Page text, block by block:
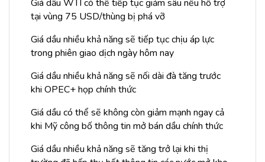
Giá dầu WTI có thể tiếp tục giảm sâu nếu hỗ trợ
tại vùng 75 USD/thùng bị phá vỡ
Giá dầu nhiều khả năng sẽ tiếp tục chịu áp lực
trong phiên giao dịch ngày hôm nay
Giá dầu nhiều khả năng sẽ nối dài đà tăng trước
khi OPEC+ họp chính thức
Giá dầu có thể sẽ không còn giảm mạnh ngay cả
khi Mỹ công bố thông tin mở bán dầu chính thức
Giá dầu nhiều khả năng sẽ tăng trở lại khi thị